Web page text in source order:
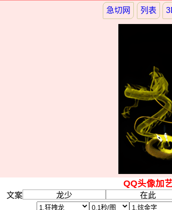
急切网 列表
QQ头像加
文案